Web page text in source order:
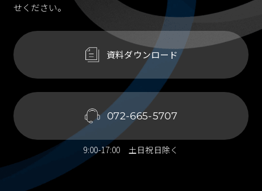
せください。
資料ダウンロード
072-665-5707
9:00-17:00 土日祝日除く